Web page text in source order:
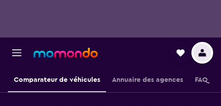
Comparateur de véhicules Annuaire des agences FAQ